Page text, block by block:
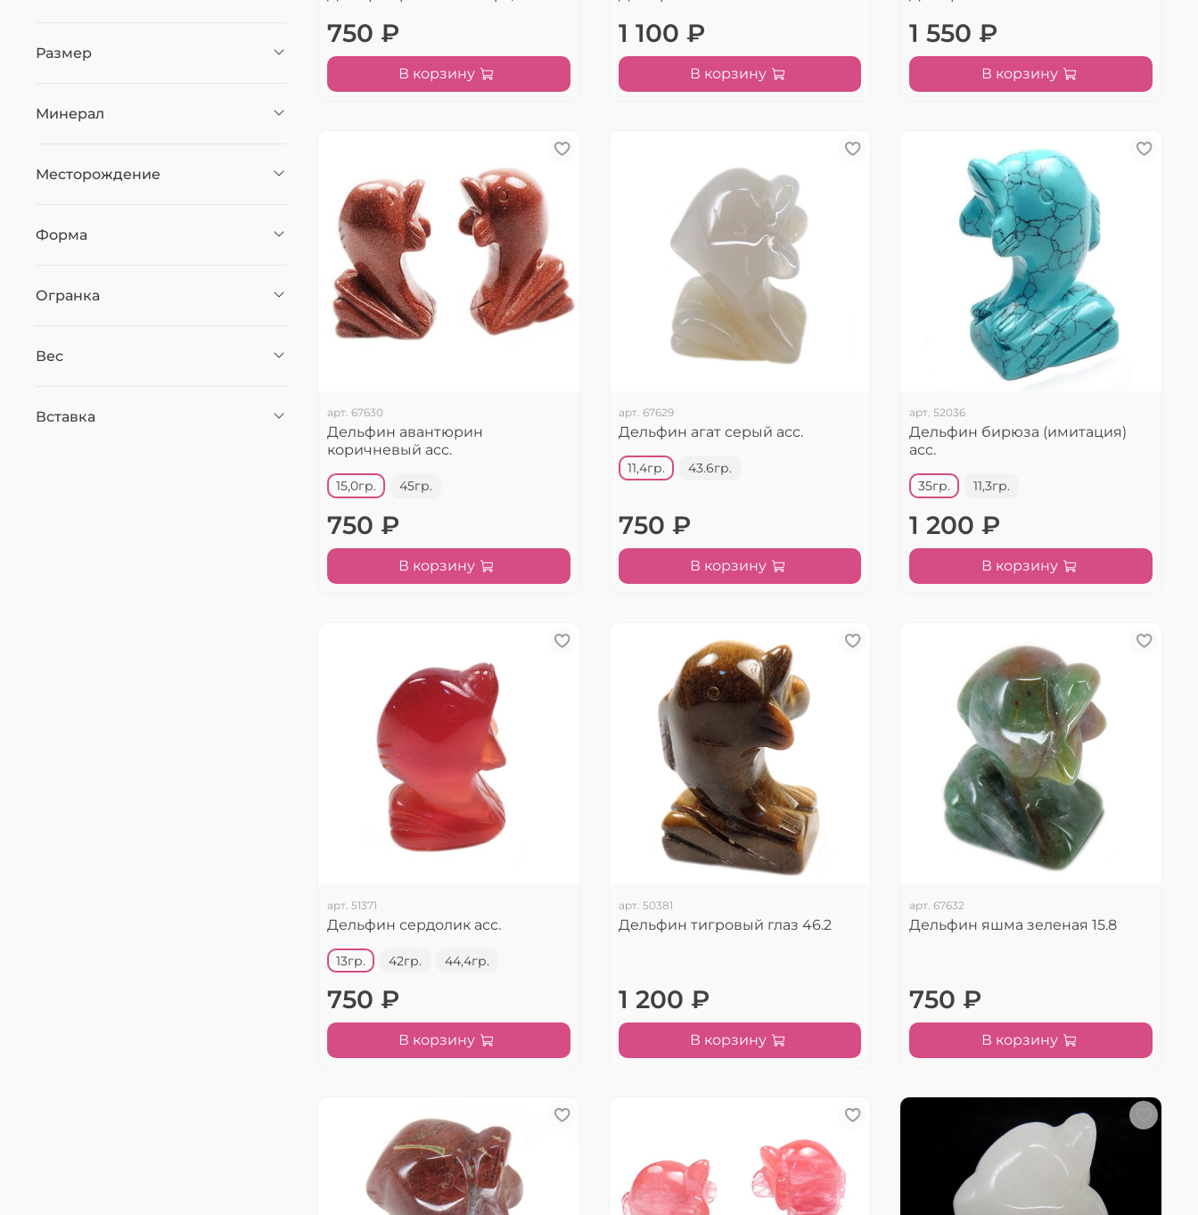
750 ₽
В корзину
1 100 ₽
В корзину
1 550 ₽
В корзину
арт. 67630
Дельфин авантюрин
коричневый асс.
15,0гр. 45гр.
750 ₽
В корзину
арт. 67629
Дельфин агат серый асс.
11,4гр. 43.6гр.
750 ₽
В корзину
арт.52036
Дельфин бирюза (имитация)
асс.
35гр. 11,3гр.
1 200 ₽
В корзину
арт. 51371
Дельфин сердолик асс.
13гр. 42гр. 44,4гр.
750 ₽
В корзину
арт. 50381
Дельфин тигровый глаз 46.2
1 200 ₽
В корзину
арт.67632
Дельфин яшма зеленая 15.8
750 ₽
В корзину
Размер
Минерал
Месторождение
Форма
Огранка
Вес
Вставка